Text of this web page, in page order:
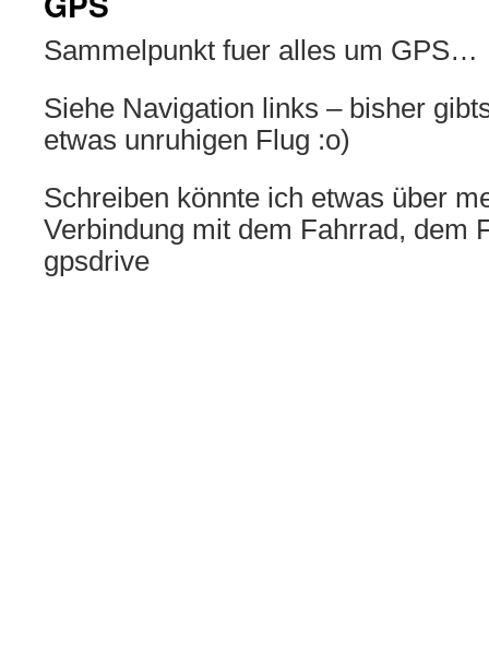
Sammelpunkt fuer alles um GPS…
Siehe Navigation links – bisher
etwas unruhigen Flug :o)
Schreiben könnte ich etwas über
Verbindung mit dem Fahrrad, dem
gpsdrive